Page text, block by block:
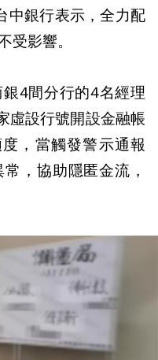
中銀行表示，全力配
受影響。
4間分行的4名經理
虛設行號開設金融帳
，當觸發警示通報
，協助隱匿金流，